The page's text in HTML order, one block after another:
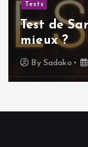
Tests
Test de
mieux ?
By Sadako